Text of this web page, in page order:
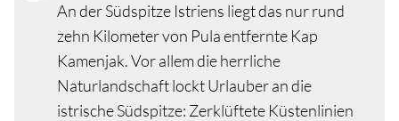
An der Südspitze Istriens liegt das nur rund
zehn Kilometer von Pula entfernte Kap
Kamenjak. Vor allem die herrliche
Naturlandschaft lockt Urlauber an die
istrische Südspitze: Zerklüftete Küstenlinien